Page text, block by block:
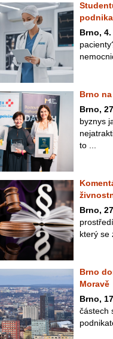
Brno,
Brno
Brno,
byznys
to ...
Brno,
který se
Brno
Moravě
Brno,
částech